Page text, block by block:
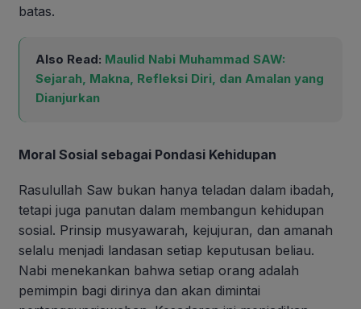
batas.
Also Read: Maulid Nabi Muhammad SAW:
Sejarah, Makna, Refleksi Diri, dan Amalan yang
Dianjurkan
Moral Sosial sebagai Pondasi Kehidupan
Rasulullah Saw bukan hanya teladan dalam ibadah,
tetapi juga panutan dalam membangun kehidupan
sosial. Prinsip musyawarah, kejujuran, dan amanah
selalu menjadi landasan setiap keputusan beliau.
Nabi menekankan bahwa setiap orang adalah
pemimpin bagi dirinya dan akan dimintai